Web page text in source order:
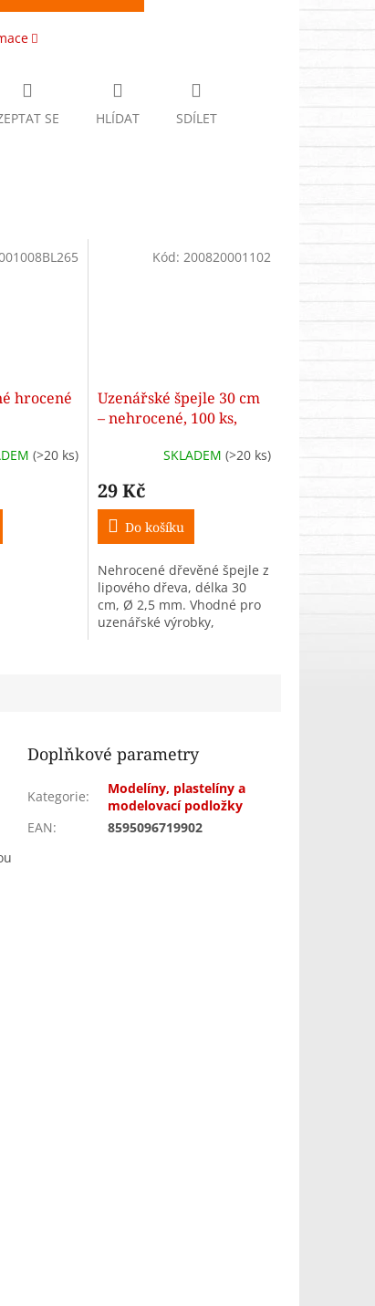
SE HLÍDAT SDÍLET
hrocené
(>20 ks)
Uzenářské špejle 30 cm
– nehrocené, 100 ks,
SKLADEM (>20 ks)
29 Kč
Do košíku
Nehrocené dřevěné špejle z
lipového dřeva, délka 30
cm, Ø 2,5 mm. Vhodné pro
uzenářské výrobky,
Kód: 200820001102
Doplňkové parametry
Kategorie:
Modelíny, plastelíny a
modelovací podložky
EAN: 8595096719902